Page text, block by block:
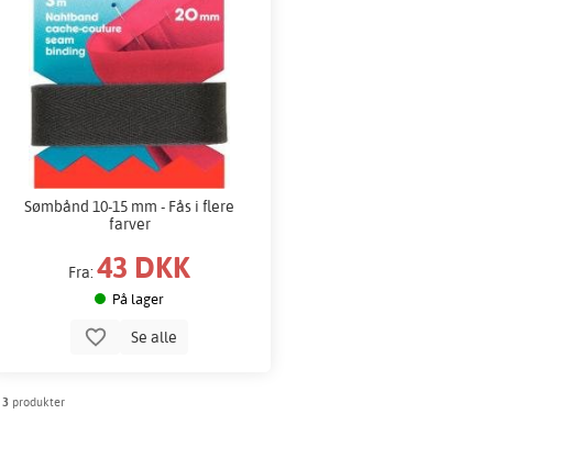
Sømbånd 10-15 mm - Fås i flere
farver
Fra:43 DKK
På lager
Se alle
3produkter